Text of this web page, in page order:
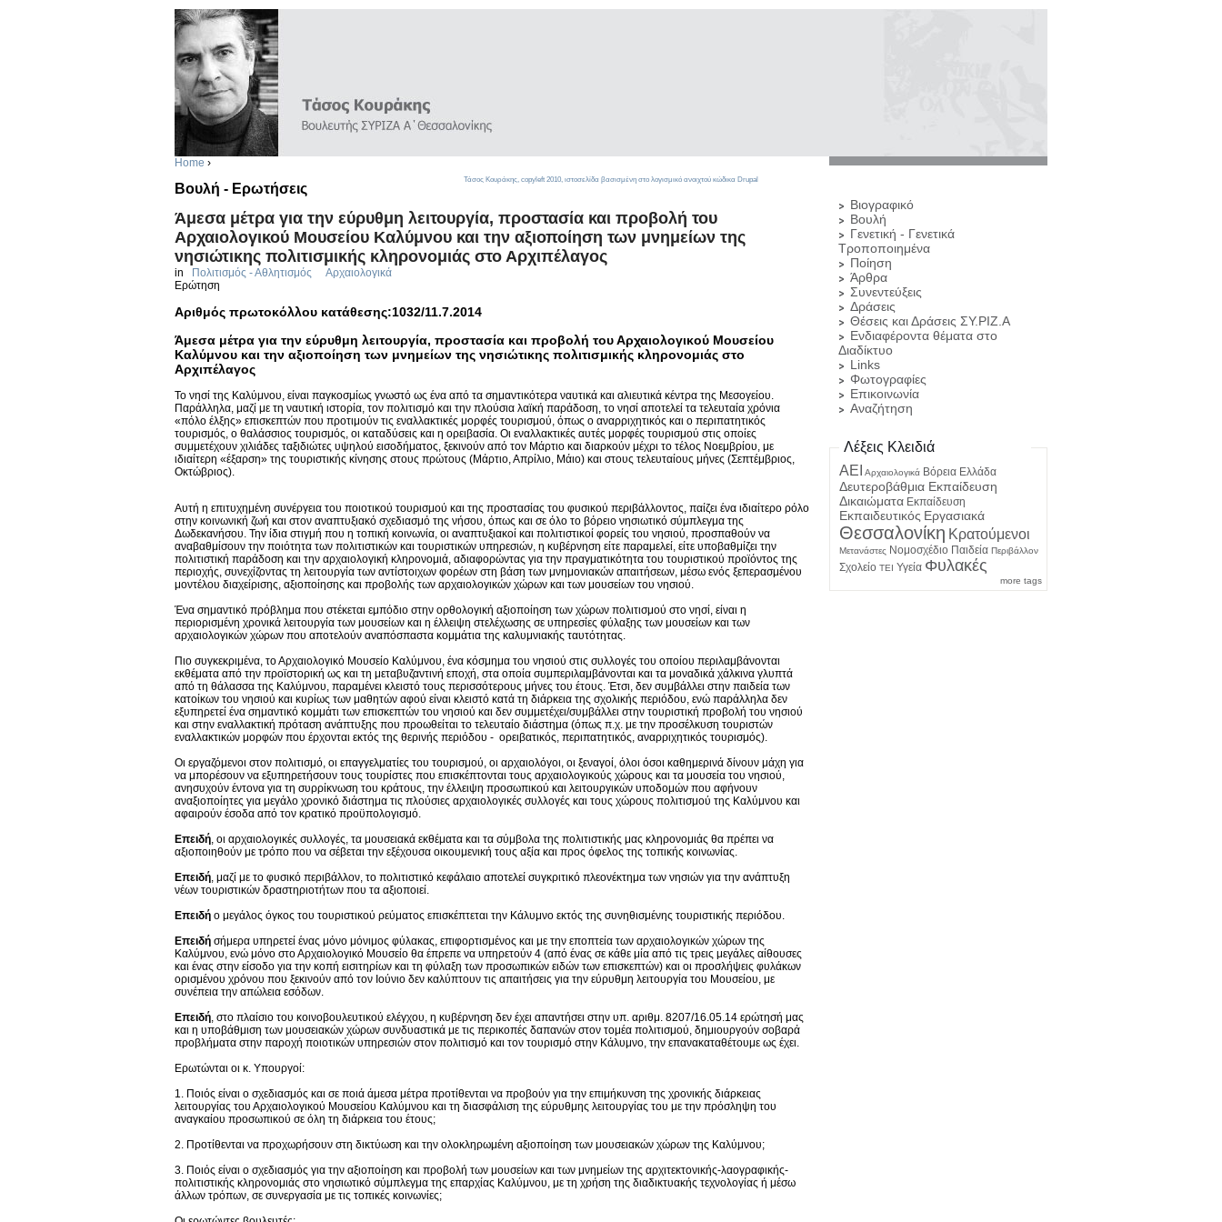
Home ›
Βουλή - Ερωτήσεις
Άμεσα μέτρα για την εύρυθμη λειτουργία, προστασία και προβολή του
Αρχαιολογικού Μουσείου Καλύμνου και την αξιοποίηση των μνημείων της
νησιώτικης πολιτισμικής κληρονομιάς στο Αρχιπέλαγος
in Πολιτισμός - Αθλητισμός
Αρχαιολογικά
Ερώτηση
Αριθμός πρωτοκόλλου κατάθεσης:1032/11.7.2014
Άμεσα μέτρα για την εύρυθμη λειτουργία, προστασία και προβολή του Αρχαιολογικού Μουσείου
Καλύμνου και την αξιοποίηση των μνημείων της νησιώτικης πολιτισμικής κληρονομιάς στο
Αρχιπέλαγος
Το νησί της Καλύμνου, είναι παγκοσμίως γνωστό ως ένα από τα σημαντικότερα ναυτικά και αλιευτικά κέντρα της Μεσογείου.
Παράλληλα, μαζί με τη ναυτική ιστορία, τον πολιτισμό και την πλούσια λαϊκή παράδοση, το νησί αποτελεί τα τελευταία χρόνια
«πόλο έλξης» επισκεπτών που προτιμούν τις εναλλακτικές μορφές τουρισμού, όπως ο αναρριχητικός και ο περιπατητικός
τουρισμός, ο θαλάσσιος τουρισμός, οι καταδύσεις και η ορειβασία. Οι εναλλακτικές αυτές μορφές τουρισμού στις οποίες
συμμετέχουν χιλιάδες ταξιδιώτες υψηλού εισοδήματος, ξεκινούν από τον Μάρτιο και διαρκούν μέχρι το τέλος Νοεμβρίου, με
ιδιαίτερη «έξαρση» της τουριστικής κίνησης στους πρώτους (Μάρτιο, Απρίλιο, Μάιο) και στους τελευταίους μήνες (Σεπτέμβριος,
Οκτώβριος).
Αυτή η επιτυχημένη συνέργεια του ποιοτικού τουρισμού και της προστασίας του φυσικού περιβάλλοντος, παίζει ένα ιδιαίτερο ρόλο
στην κοινωνική ζωή και στον αναπτυξιακό σχεδιασμό της νήσου, όπως και σε όλο το βόρειο νησιωτικό σύμπλεγμα της
Δωδεκανήσου. Την ίδια στιγμή που η τοπική κοινωνία, οι αναπτυξιακοί και πολιτιστικοί φορείς του νησιού, προσπαθούν να
αναβαθμίσουν την ποιότητα των πολιτιστικών και τουριστικών υπηρεσιών, η κυβέρνηση είτε παραμελεί, είτε υποβαθμίζει την
πολιτιστική παράδοση και την αρχαιολογική κληρονομιά, αδιαφορώντας για την πραγματικότητα του τουριστικού προϊόντος της
περιοχής, συνεχίζοντας τη λειτουργία των αντίστοιχων φορέων στη βάση των μνημονιακών απαιτήσεων, μέσω ενός ξεπερασμένου
μοντέλου διαχείρισης, αξιοποίησης και προβολής των αρχαιολογικών χώρων και των μουσείων του νησιού.
Ένα σημαντικό πρόβλημα που στέκεται εμπόδιο στην ορθολογική αξιοποίηση των χώρων πολιτισμού στο νησί, είναι η
περιορισμένη χρονικά λειτουργία των μουσείων και η έλλειψη στελέχωσης σε υπηρεσίες φύλαξης των μουσείων και των
αρχαιολογικών χώρων που αποτελούν αναπόσπαστα κομμάτια της καλυμνιακής ταυτότητας.
Πιο συγκεκριμένα, το Αρχαιολογικό Μουσείο Καλύμνου, ένα κόσμημα του νησιού στις συλλογές του οποίου περιλαμβάνονται
εκθέματα από την προϊστορική ως και τη μεταβυζαντινή εποχή, στα οποία συμπεριλαμβάνονται και τα μοναδικά χάλκινα γλυπτά
από τη θάλασσα της Καλύμνου, παραμένει κλειστό τους περισσότερους μήνες του έτους. Έτσι, δεν συμβάλλει στην παιδεία των
κατοίκων του νησιού και κυρίως των μαθητών αφού είναι κλειστό κατά τη διάρκεια της σχολικής περιόδου, ενώ παράλληλα δεν
εξυπηρετεί ένα σημαντικό κομμάτι των επισκεπτών του νησιού και δεν συμμετέχει/συμβάλλει στην τουριστική προβολή του νησιού
και στην εναλλακτική πρόταση ανάπτυξης που προωθείται το τελευταίο διάστημα (όπως π.χ. με την προσέλκυση τουριστών
εναλλακτικών μορφών που έρχονται εκτός της θερινής περιόδου - ορειβατικός, περιπατητικός, αναρριχητικός τουρισμός).
Οι εργαζόμενοι στον πολιτισμό, οι επαγγελματίες του τουρισμού, οι αρχαιολόγοι, οι ξεναγοί, όλοι όσοι καθημερινά δίνουν μάχη για
να μπορέσουν να εξυπηρετήσουν τους τουρίστες που επισκέπτονται τους αρχαιολογικούς χώρους και τα μουσεία του νησιού,
ανησυχούν έντονα για τη συρρίκνωση του κράτους, την έλλειψη προσωπικού και λειτουργικών υποδομών που αφήνουν
αναξιοποίητες για μεγάλο χρονικό διάστημα τις πλούσιες αρχαιολογικές συλλογές και τους χώρους πολιτισμού της Καλύμνου και
αφαιρούν έσοδα από τον κρατικό προϋπολογισμό.
Επειδή, οι αρχαιολογικές συλλογές, τα μουσειακά εκθέματα και τα σύμβολα της πολιτιστικής μας κληρονομιάς θα πρέπει να
αξιοποιηθούν με τρόπο που να σέβεται την εξέχουσα οικουμενική τους αξία και προς όφελος της τοπικής κοινωνίας.
Επειδή, μαζί με το φυσικό περιβάλλον, το πολιτιστικό κεφάλαιο αποτελεί συγκριτικό πλεονέκτημα των νησιών για την ανάπτυξη
νέων τουριστικών δραστηριοτήτων που τα αξιοποιεί.
Επειδή ο μεγάλος όγκος του τουριστικού ρεύματος επισκέπτεται την Κάλυμνο εκτός της συνηθισμένης τουριστικής περιόδου.
Επειδή σήμερα υπηρετεί ένας μόνο μόνιμος φύλακας, επιφορτισμένος και με την εποπτεία των αρχαιολογικών χώρων της
Καλύμνου, ενώ μόνο στο Αρχαιολογικό Μουσείο θα έπρεπε να υπηρετούν 4 (από ένας σε κάθε μία από τις τρεις μεγάλες αίθουσες
και ένας στην είσοδο για την κοπή εισιτηρίων και τη φύλαξη των προσωπικών ειδών των επισκεπτών) και οι προσλήψεις φυλάκων
ορισμένου χρόνου που ξεκινούν από τον Ιούνιο δεν καλύπτουν τις απαιτήσεις για την εύρυθμη λειτουργία του Μουσείου, με
συνέπεια την απώλεια εσόδων.
Επειδή, στο πλαίσιο του κοινοβουλευτικού ελέγχου, η κυβέρνηση δεν έχει απαντήσει στην υπ. αριθμ. 8207/16.05.14 ερώτησή μας
και η υποβάθμιση των μουσειακών χώρων συνδυαστικά με τις περικοπές δαπανών στον τομέα πολιτισμού, δημιουργούν σοβαρά
προβλήματα στην παροχή ποιοτικών υπηρεσιών στον πολιτισμό και τον τουρισμό στην Κάλυμνο, την επανακαταθέτουμε ως έχει.
Ερωτώνται οι κ. Υπουργοί:
1. Ποιός είναι ο σχεδιασμός και σε ποιά άμεσα μέτρα προτίθενται να προβούν για την επιμήκυνση της χρονικής διάρκειας
λειτουργίας του Αρχαιολογικού Μουσείου Καλύμνου και τη διασφάλιση της εύρυθμης λειτουργίας του με την πρόσληψη του
αναγκαίου προσωπικού σε όλη τη διάρκεια του έτους;
2. Προτίθενται να προχωρήσουν στη δικτύωση και την ολοκληρωμένη αξιοποίηση των μουσειακών χώρων της Καλύμνου;
3. Ποιός είναι ο σχεδιασμός για την αξιοποίηση και προβολή των μουσείων και των μνημείων της αρχιτεκτονικής-λαογραφικής-
πολιτιστικής κληρονομιάς στο νησιωτικό σύμπλεγμα της επαρχίας Καλύμνου, με τη χρήση της διαδικτυακής τεχνολογίας ή μέσω
άλλων τρόπων, σε συνεργασία με τις τοπικές κοινωνίες;
Βιογραφικό
Βουλή
Γενετική - Γενετικά
Τροποποιημένα
Ποίηση
Άρθρα
Συνεντεύξεις
Δράσεις
Θέσεις και Δράσεις ΣΥ.ΡΙΖ.Α
Ενδιαφέροντα θέματα στο
Διαδίκτυο
Links
Φωτογραφίες
Επικοινωνία
Αναζήτηση
Λέξεις Κλειδιά
ΑΕΙ
Αρχαιολογικά Βόρεια Ελλάδα
Δευτεροβάθμια Εκπαίδευση
Δικαιώματα Εκπαίδευση
Εκπαιδευτικός Εργασιακά
Θεσσαλονίκη Κρατούμενοι
Μετανάστες Νομοσχέδιο Παιδεία Περιβάλλον
Σχολείο ΤΕΙ Υγεία Φυλακές
more tags
Τάσος Κουράκης, copyleft 2010, ιστοσελίδα βασισμένη στο λογισμικό ανοιχτού κώδικα Drupal